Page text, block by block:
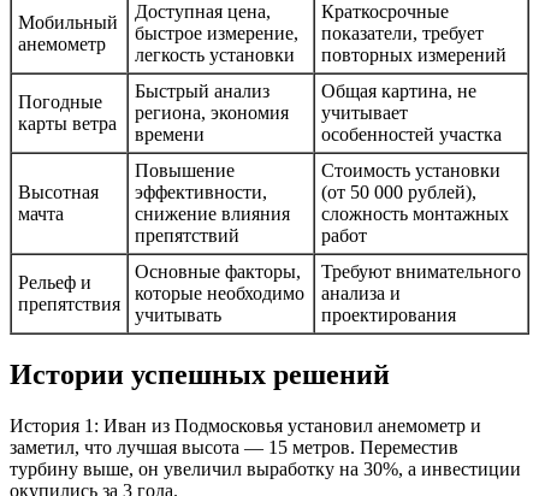
Мобильный
анемометр
Доступная цена,
быстрое измерение,
легкость установки
Краткосрочные
показатели, требует
повторных измерений
Погодные
карты ветра
Быстрый анализ
региона, экономия
времени
Общая картина, не
учитывает
особенностей участка
Высотная
мачта
Повышение
эффективности,
снижение влияния
препятствий
Стоимость установки
(от 50 000 рублей),
сложность монтажных
работ
Рельеф и
препятствия
Основные факторы,
которые необходимо
учитывать
Требуют внимательного
анализа и
проектирования
Истории успешных решений
История 1: Иван из Подмосковья установил анемометр и
заметил, что лучшая высота — 15 метров. Переместив
турбину выше, он увеличил выработку на 30%, а инвестиции
окупились за 3 года.